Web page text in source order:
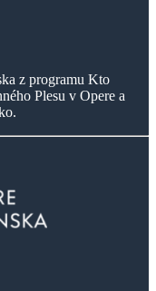
z programu Kto
Plesu v Opere a